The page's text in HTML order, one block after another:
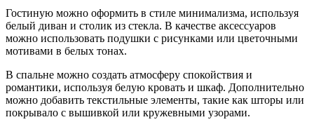
Гостиную можно оформить в стиле минимализма, используя
белый диван и столик из стекла. В качестве аксессуаров
можно использовать подушки с рисунками или цветочными
мотивами в белых тонах.
В спальне можно создать атмосферу спокойствия и
романтики, используя белую кровать и шкаф. Дополнительно
можно добавить текстильные элементы, такие как шторы или
покрывало с вышивкой или кружевными узорами.